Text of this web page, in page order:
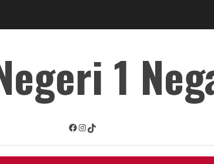
1
Facebook
Instagram
TikTok